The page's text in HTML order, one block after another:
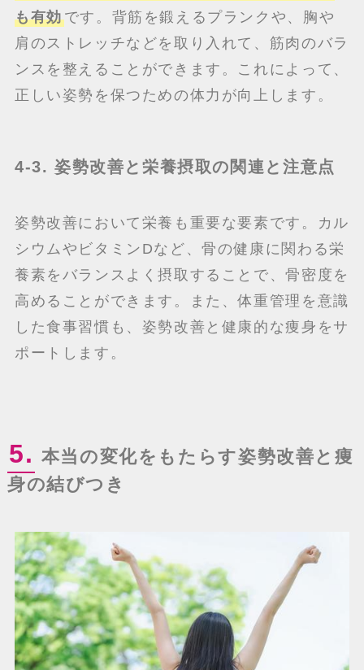
も有効です。背筋を鍛えるプランクや、胸や
肩のストレッチなどを取り入れて、筋肉のバラ
ンスを整えることができます。これによって、
正しい姿勢を保つための体力が向上します。
4-3. 姿勢改善と栄養摂取の関連と注意点
姿勢改善において栄養も重要な要素です。カル
シウムやビタミンDなど、骨の健康に関わる栄
養素をバランスよく摂取することで、骨密度を
高めることができます。また、体重管理を意識
した食事習慣も、姿勢改善と健康的な痩身をサ
ポートします。
5. 本当の変化をもたらす姿勢改善と痩
身の結びつき